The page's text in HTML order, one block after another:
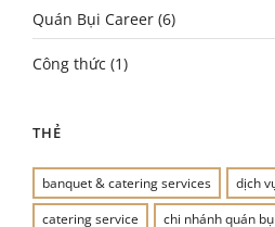
Quán Bụi Career (6)
Công thức (1)
THẺ
banquet & catering services
dịch
catering service
chi nhánh quán bụi